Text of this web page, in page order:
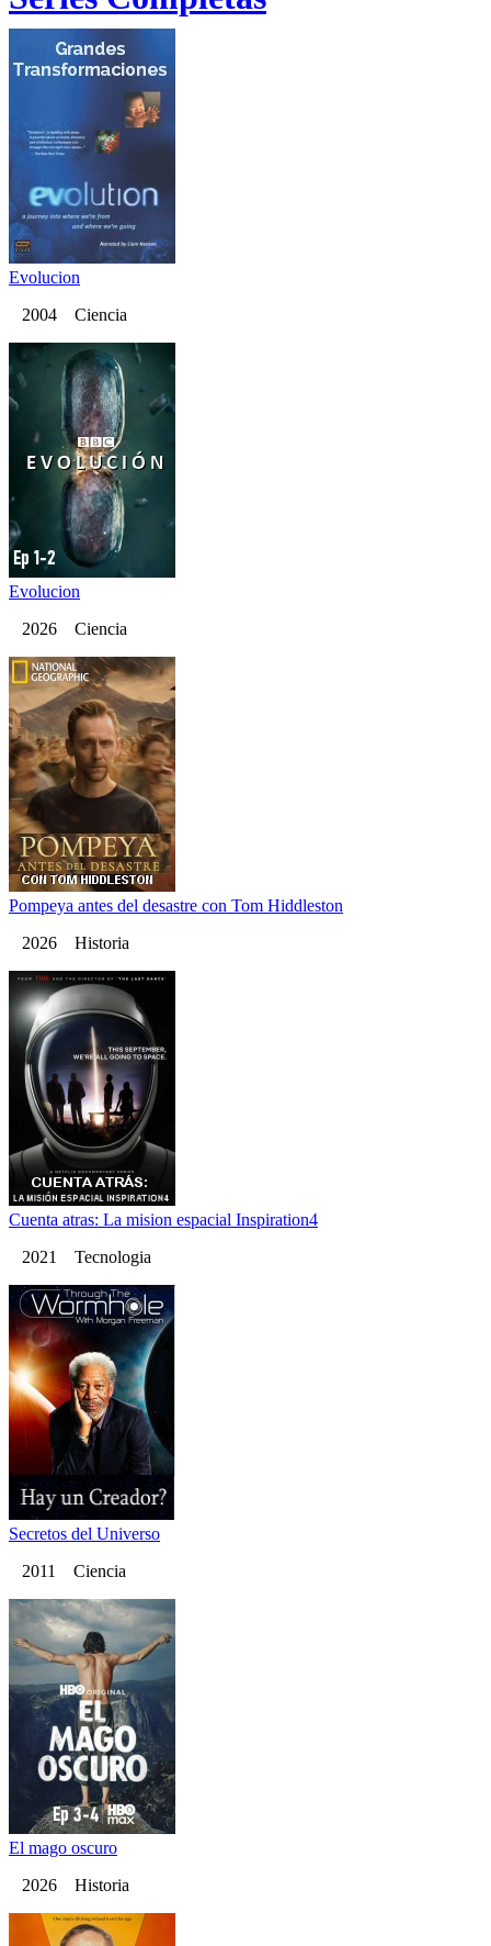
Evolucion
2004 Ciencia
Evolucion
2026 Ciencia
Pompeya antes del desastre con Tom Hiddleston
2026 Historia
Cuenta atras: La mision espacial Inspiration4
2021 Tecnologia
Secretos del Universo
2011 Ciencia
El mago oscuro
2026 Historia